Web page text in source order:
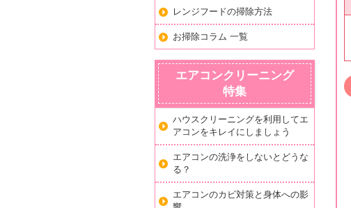
レンジフードの掃除方法
お掃除コラム 一覧
エアコンクリーニング
特集
ハウスクリーニングを利用してエ
アコンをキレイにしましょう
エアコンの洗浄をしないとどうな
る？
エアコンのカビ対策と身体への影